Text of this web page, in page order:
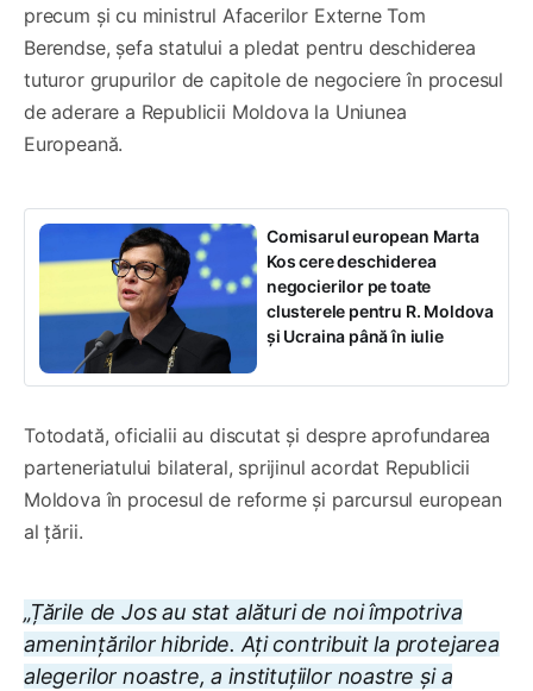
precum și cu ministrul Afacerilor Externe Tom
Berendse, șefa statului a pledat pentru deschiderea
tuturor grupurilor de capitole de negociere în procesul
de aderare a Republicii Moldova la Uniunea
Europeană.
Comisarul european Marta
Kos cere deschiderea
negocierilor pe toate
clusterele pentru R. Moldova
și Ucraina până în iulie
Totodată, oficialii au discutat și despre aprofundarea
parteneriatului bilateral, sprijinul acordat Republicii
Moldova în procesul de reforme și parcursul european
al țării.
„Țările de Jos au stat alături de noi împotriva
amenințărilor hibride. Ați contribuit la protejarea
alegerilor noastre, a instituțiilor noastre și a